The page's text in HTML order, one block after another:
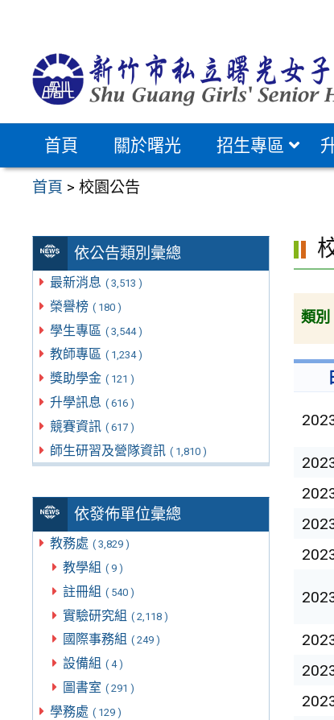
首頁 關於曙光 招生專區
首頁 >校園公告
依公告類別彙總
最新消息 ( 3,513 )
榮譽榜 ( 180 )
學生專區 ( 3,544 )
教師專區 ( 1,234 )
獎助學金 ( 121 )
升學訊息 ( 616 )
競賽資訊 ( 617 )
師生研習及營隊資訊 ( 1,810 )
依發佈單位彙總
教務處 ( 3,829 )
教學組 ( 9 )
註冊組 ( 540 )
實驗研究組 ( 2,118 )
國際事務組 ( 249 )
設備組 ( 4 )
圖書室 ( 291 )
學務處 ( 129 )
類別